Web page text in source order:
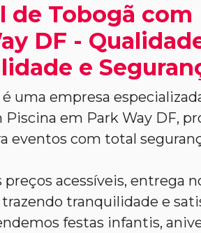
de Tobogã com
DF -
e
uma empresa
Piscina em Park Way DF,
eventos com total
preços acessíveis, entrega
tranquilidade e
festas infantis,